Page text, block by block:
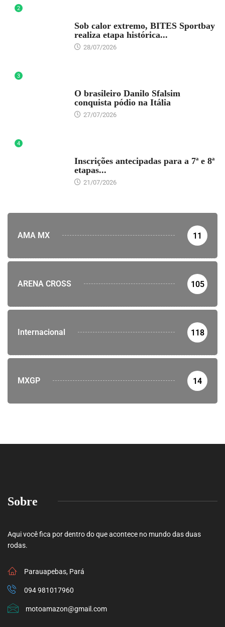
2
Sob calor extremo, BITES Sportbay
realiza etapa histórica...
28/07/2026
3
O brasileiro Danilo Sfalsim
conquista pódio na Itália
27/07/2026
4
Inscrições antecipadas para a 7ª e 8ª
etapas...
21/07/2026
AMA MX 11
ARENA CROSS 105
Internacional 118
MXGP 14
Sobre
Aqui você fica por dentro do que acontece no mundo das duas
rodas.
Parauapebas, Pará
094 981017960
motoamazon@gmail.com